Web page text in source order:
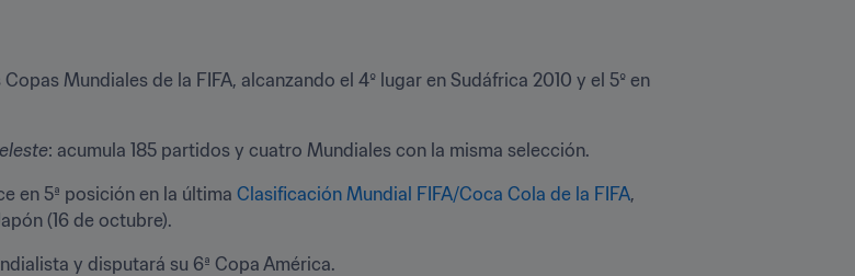
Mundiales de la FIFA, alcanzando el 4º lugar en Sudáfrica 2010 y el 5º en
: acumula 185 partidos y cuatro Mundiales con la misma selección.
en 5ª posición en la última Clasificación Mundial FIFA/Coca Cola de la FIFA,
(16 de octubre).
y disputará su 6ª Copa América.